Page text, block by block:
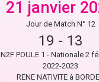
21 janvier
Jour de Match N° 12
19 - 13
N2F POULE 1 - Nationale 2
2022-2023
RENE NATIVITE à